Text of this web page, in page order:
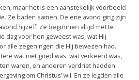
maar het is een aanstekelijk voorbeeld
Ze baden samen. De ene avond ging zijn
hijzelf. Ze begonnen altijd met te
dag voor hen geweest was, wat Hij
alle zegeningen die Hij bewezen had.
wat niet goed was, wat verkeerd was,
waren, en anderen verdriet hadden
om Christus’ wil. En ze legden alle